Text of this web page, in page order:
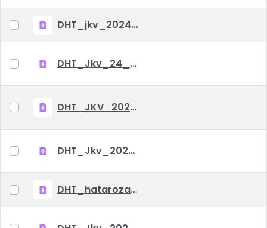
DHT_jkv_2024_06_06
DHT_Jkv_24_04_25
DHT_JKV_2024_03_07
DHT_Jkv_2022_04_12
DHT_hatarozat_2022_01